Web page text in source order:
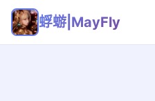
蜉蝣|MayFly